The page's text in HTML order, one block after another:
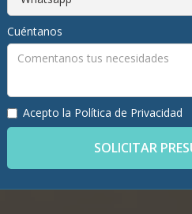
Cuéntanos
Acepto la Política de Privacidad